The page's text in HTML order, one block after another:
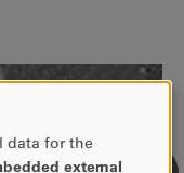
data for the
external